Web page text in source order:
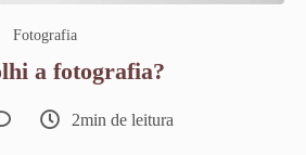
Fotografia
a fotografia?
2min de leitura